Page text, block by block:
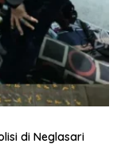
di Neglasari